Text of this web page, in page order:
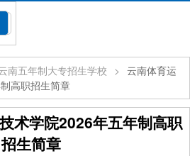
南五年制大专招生学校 > 云南体育运
高职招生简章
术学院2026年五年制高职
招生简章